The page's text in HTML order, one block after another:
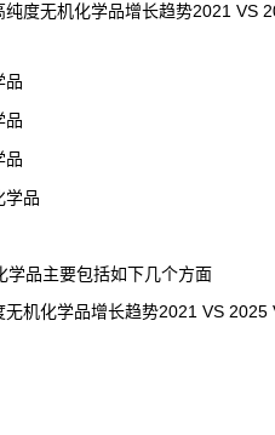
机化学品增长趋势2021 VS
品
品主要包括如下几个方面
学品增长趋势2021 VS 2025